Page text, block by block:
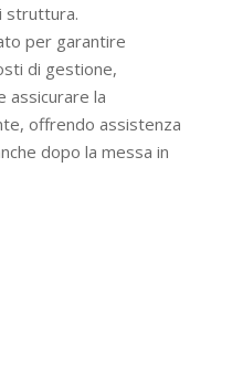
struttura.
per garantire
di gestione,
assicurare la
offrendo assistenza
dopo la messa in